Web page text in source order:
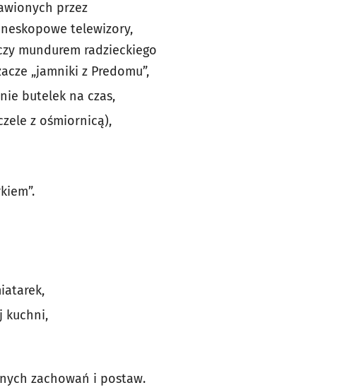
przez
telewizory,
mundurem radzieckiego
„jamniki z Predomu”,
butelek na czas,
z ośmiornicą),
kuchni,
zachowań i postaw.